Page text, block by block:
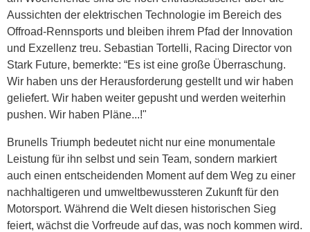
Aussichten der elektrischen Technologie im Bereich des
Offroad-Rennsports und bleiben ihrem Pfad der Innovation
und Exzellenz treu. Sebastian Tortelli, Racing Director von
Stark Future, bemerkte: “Es ist eine große Überraschung.
Wir haben uns der Herausforderung gestellt und wir haben
geliefert. Wir haben weiter gepusht und werden weiterhin
pushen. Wir haben Pläne...!"
Brunells Triumph bedeutet nicht nur eine monumentale
Leistung für ihn selbst und sein Team, sondern markiert
auch einen entscheidenden Moment auf dem Weg zu einer
nachhaltigeren und umweltbewussteren Zukunft für den
Motorsport. Während die Welt diesen historischen Sieg
feiert, wächst die Vorfreude auf das, was noch kommen wird.